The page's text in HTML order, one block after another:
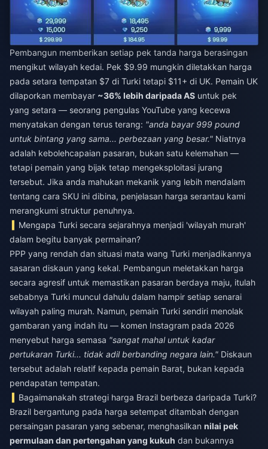
Pembangun memberikan setiap pek tanda harga berasingan
mengikut wilayah kedai. Pek $9.99 mungkin diletakkan harga
pada setara tempatan $7 di Turki tetapi $11+ di UK. Pemain UK
dilaporkan membayar ~36% lebih daripada AS untuk pek
yang setara — seorang pengulas YouTube yang kecewa
menyatakan dengan terus terang: "anda bayar 999 pound
untuk bintang yang sama... perbezaan yang besar." Niatnya
adalah kebolehcapaian pasaran, bukan satu kelemahan —
tetapi pemain yang bijak tetap mengeksploitasi jurang
tersebut. Jika anda mahukan mekanik yang lebih mendalam
tentang cara SKU ini dibina, penjelasan harga serantau kami
merangkumi struktur penuhnya.
Mengapa Turki secara sejarahnya menjadi 'wilayah murah'
dalam begitu banyak permainan?
PPP yang rendah dan situasi mata wang Turki menjadikannya
sasaran diskaun yang kekal. Pembangun meletakkan harga
secara agresif untuk memastikan pasaran berdaya maju, itulah
sebabnya Turki muncul dahulu dalam hampir setiap senarai
wilayah paling murah. Namun, pemain Turki sendiri menolak
gambaran yang indah itu — komen Instagram pada 2026
menyebut harga semasa "sangat mahal untuk kadar
pertukaran Turki... tidak adil berbanding negara lain." Diskaun
tersebut adalah relatif kepada pemain Barat, bukan kepada
pendapatan tempatan.
Bagaimanakah strategi harga Brazil berbeza daripada Turki?
Brazil bergantung pada harga setempat ditambah dengan
persaingan pasaran yang sebenar, menghasilkan nilai pek
permulaan dan pertengahan yang kukuh dan bukannya